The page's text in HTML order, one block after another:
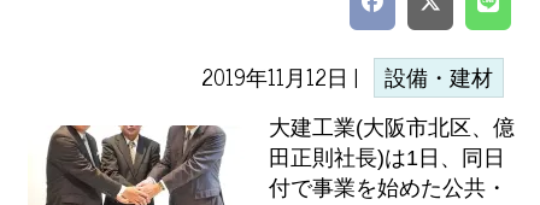
2019年11月12日 | 設備・建材
大建工業(大阪市北区、億
田正則社長)は1日、同日
付で事業を始めた公共・